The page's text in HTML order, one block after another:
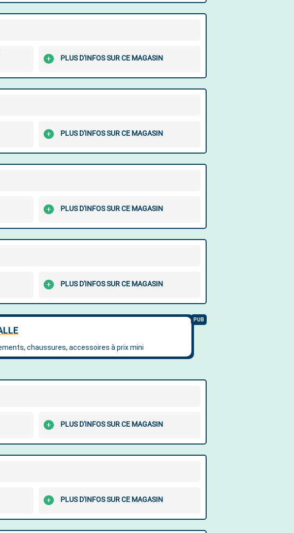
PLUS D'INFOS SUR CE MAGASIN
PLUS D'INFOS SUR CE MAGASIN
PLUS D'INFOS SUR CE MAGASIN
PLUS D'INFOS SUR CE MAGASIN
PLUS D'INFOS SUR CE MAGASIN
PLUS D'INFOS SUR CE MAGASIN